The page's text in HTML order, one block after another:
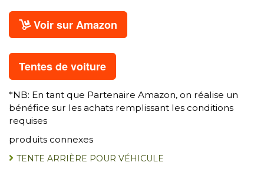
Voir sur Amazon
Tentes de voiture
*NB: En tant que Partenaire Amazon, on réalise un
bénéfice sur les achats remplissant les conditions
requises
produits connexes
TENTE ARRIÈRE POUR VÉHICULE